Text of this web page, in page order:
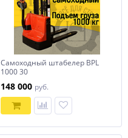
Самоходный штабелер BPL
1000 30
148 000 руб.